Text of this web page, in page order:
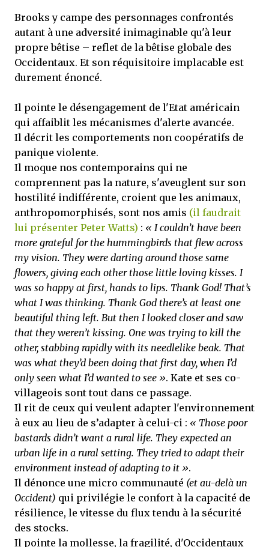
Brooks y campe des personnages confrontés
autant à une adversité inimaginable qu'à leur
propre bêtise – reflet de la bêtise globale des
Occidentaux. Et son réquisitoire implacable est
durement énoncé.
Il pointe le désengagement de l'Etat américain
qui affaiblit les mécanismes d'alerte avancée.
Il décrit les comportements non coopératifs de
panique violente.
Il moque nos contemporains qui ne
comprennent pas la nature, s'aveuglent sur son
hostilité indifférente, croient que les animaux,
anthropomorphisés, sont nos amis (il faudrait
lui présenter Peter Watts) : « I couldn’t have been
more grateful for the hummingbirds that flew across
my vision. They were darting around those same
flowers, giving each other those little loving kisses. I
was so happy at first, hands to lips. Thank God! That’s
what I was thinking. Thank God there’s at least one
beautiful thing left. But then I looked closer and saw
that they weren’t kissing. One was trying to kill the
other, stabbing rapidly with its needlelike beak. That
was what they’d been doing that first day, when I’d
only seen what I’d wanted to see ». Kate et ses co-
villageois sont tout dans ce passage.
Il rit de ceux qui veulent adapter l'environnement
à eux au lieu de s’adapter à celui-ci : « Those poor
bastards didn’t want a rural life. They expected an
urban life in a rural setting. They tried to adapt their
environment instead of adapting to it ».
Il dénonce une micro communauté (et au-delà un
Occident) qui privilégie le confort à la capacité de
résilience, le vitesse du flux tendu à la sécurité
des stocks.
Il pointe la mollesse, la fragilité, d'Occidentaux